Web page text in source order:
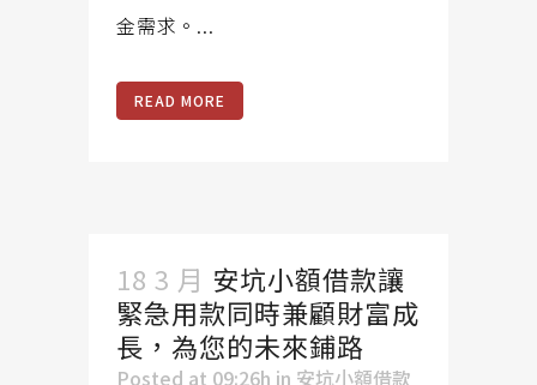
金需求。...
READ MORE
18 3 月 安坑小額借款讓
緊急用款同時兼顧財富成
長，為您的未來鋪路
Posted at 09:26h in 安坑小額借款